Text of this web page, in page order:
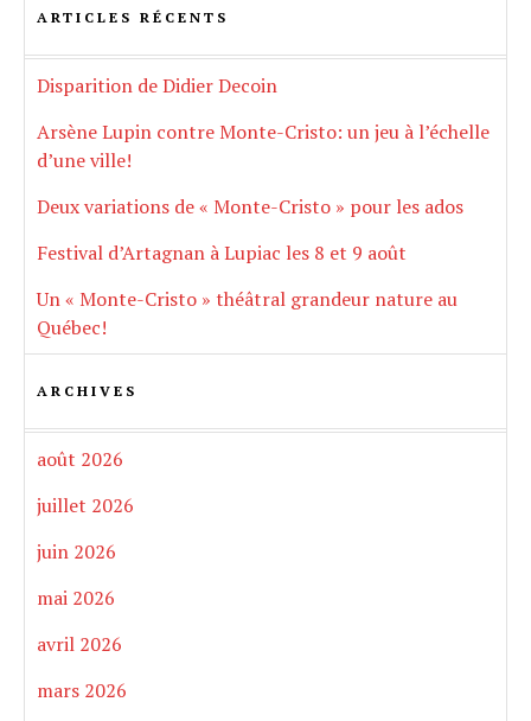
ARTICLES RÉCENTS
Disparition de Didier Decoin
Arsène Lupin contre Monte-Cristo: un jeu à l’échelle
d’une ville!
Deux variations de « Monte-Cristo » pour les ados
Festival d’Artagnan à Lupiac les 8 et 9 août
Un « Monte-Cristo » théâtral grandeur nature au
Québec!
ARCHIVES
août 2026
juillet 2026
juin 2026
mai 2026
avril 2026
mars 2026